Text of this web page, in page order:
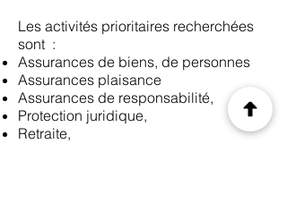
Les activités prioritaires recherchées
sont :
Assurances de biens, de personnes
Assurances plaisance
Assurances de responsabilité,
Protection juridique,
Retraite,